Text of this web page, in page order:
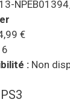
€
: Non